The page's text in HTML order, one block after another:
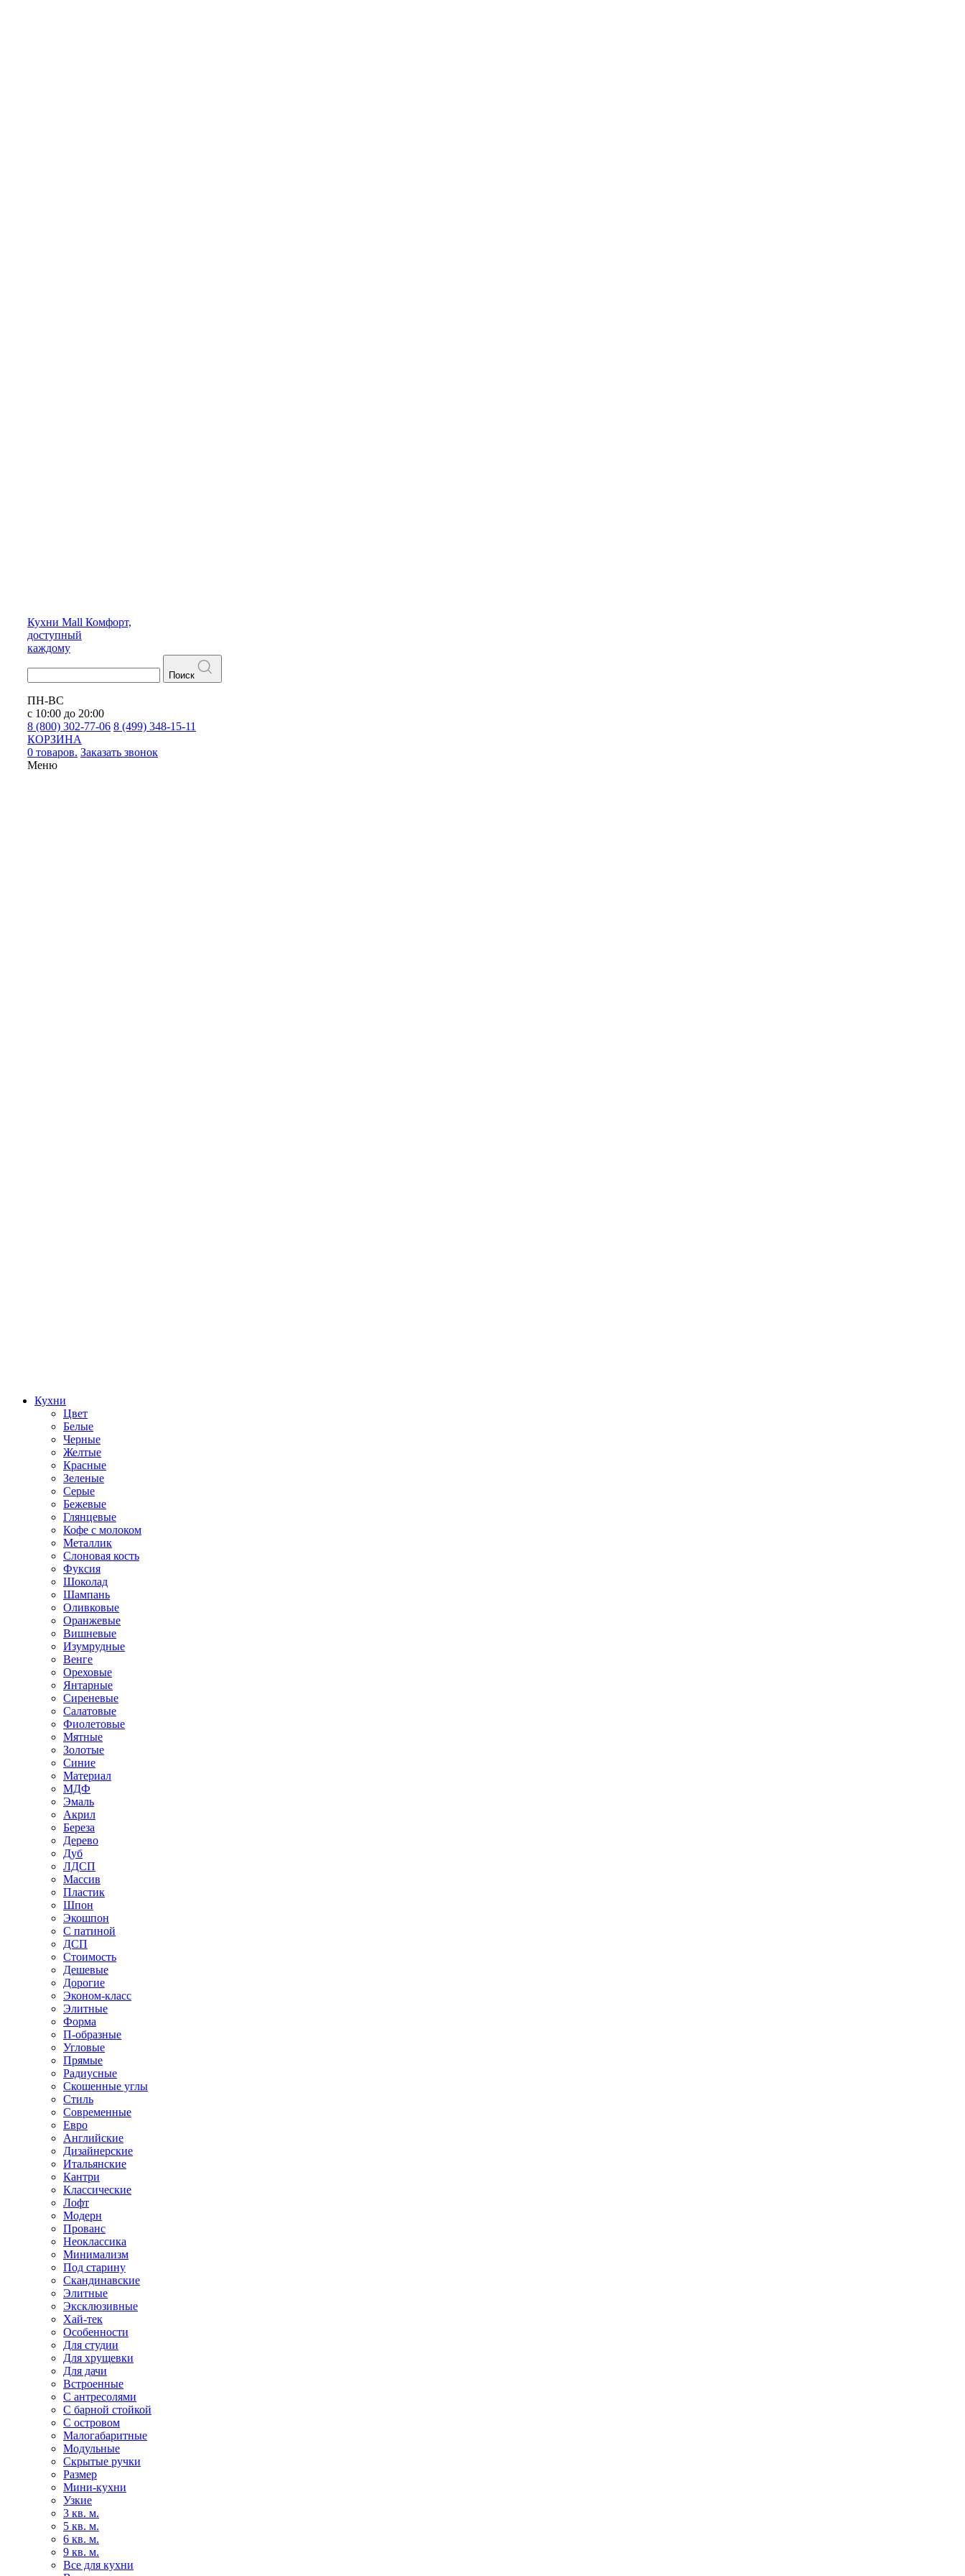
Кухни Mall Комфорт,
доступный
каждому
Поиск
ПН-ВС
с 10:00 до 20:00
8 (800) 302-77-06 8 (499) 348-15-11
КОРЗИНА
0 товаров. Заказать звонок
Меню
Кухни
Цвет
Белые
Черные
Желтые
Красные
Зеленые
Серые
Бежевые
Глянцевые
Кофе с молоком
Металлик
Слоновая кость
Фуксия
Шоколад
Шампань
Оливковые
Оранжевые
Вишневые
Изумрудные
Венге
Ореховые
Янтарные
Сиреневые
Салатовые
Фиолетовые
Мятные
Золотые
Синие
Материал
МДФ
Эмаль
Акрил
Береза
Дерево
Дуб
ЛДСП
Массив
Пластик
Шпон
Экошпон
С патиной
ДСП
Стоимость
Дешевые
Дорогие
Эконом-класс
Элитные
Форма
П-образные
Угловые
Прямые
Радиусные
Скошенные углы
Стиль
Современные
Евро
Английские
Дизайнерские
Итальянские
Кантри
Классические
Лофт
Модерн
Прованс
Неоклассика
Минимализм
Под старину
Скандинавские
Элитные
Эксклюзивные
Хай-тек
Особенности
Для студии
Для хрущевки
Для дачи
Встроенные
С антресолями
С барной стойкой
С островом
Малогабаритные
Модульные
Скрытые ручки
Размер
Мини-кухни
Узкие
3 кв. м.
5 кв. м.
6 кв. м.
9 кв. м.
Все для кухни